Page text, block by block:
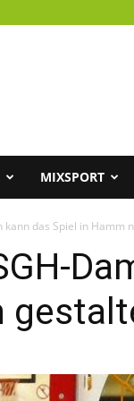
MIXSPORT
kann das Spiel in Hamm